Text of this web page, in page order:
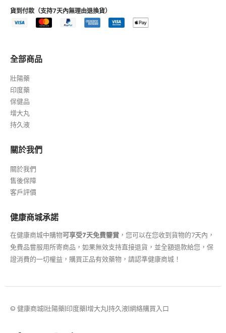
貨到付款（支持7天內無理由退換貨）
全部商品
壯陽藥
印度藥
保健品
增大丸
持久液
關於我們
關於我們
售後保障
客戶評價
健康商城承諾
在健康商城中購物可享受7天免費鑒賞 ，您可以在您收到貨物的7天內，
免費品嘗服用所寄商品，如果無效支持直接退貨，並全額退款給您，保
證消費的一切權益，購買正品有效藥物，請認準健康商城！
© 健康商城|壯陽藥|印度藥|增大丸|持久液|網絡購買入口